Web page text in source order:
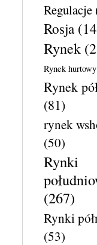
Regulacje
Rosja
Rynek
Rynek
Rynek
(81)
rynek
(50)
Rynki
(267)
Rynki
(53)